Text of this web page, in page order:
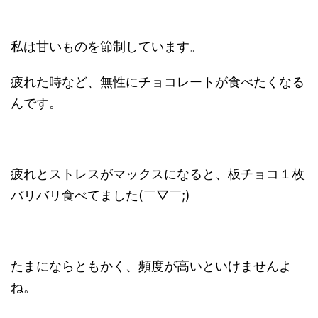
私は甘いものを節制しています。
疲れた時など、無性にチョコレートが食べたくなる
んです。
疲れとストレスがマックスになると、板チョコ１枚
バリバリ食べてました(￣▽￣;)
たまにならともかく、頻度が高いといけませんよ
ね。